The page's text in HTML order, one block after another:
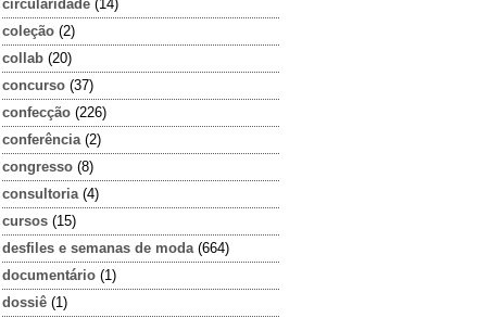
circularidade (14)
coleção (2)
collab (20)
concurso (37)
confecção (226)
conferência (2)
congresso (8)
consultoria (4)
cursos (15)
desfiles e semanas de moda (664)
documentário (1)
dossiê (1)